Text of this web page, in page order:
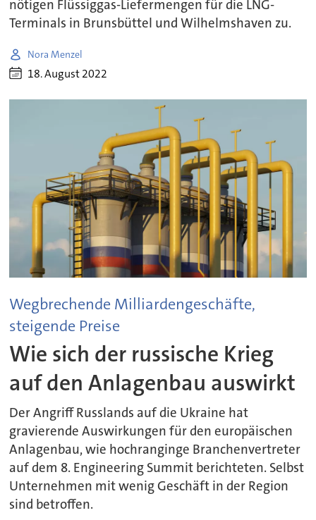
nötigen Flüssiggas-Liefermengen für die LNG-
Terminals in Brunsbüttel und Wilhelmshaven zu.
Nora Menzel
18. August 2022
Wegbrechende Milliardengeschäfte,
steigende Preise
Wie sich der russische Krieg
auf den Anlagenbau auswirkt
Der Angriff Russlands auf die Ukraine hat
gravierende Auswirkungen für den europäischen
Anlagenbau, wie hochranginge Branchenvertreter
auf dem 8. Engineering Summit berichteten. Selbst
Unternehmen mit wenig Geschäft in der Region
sind betroffen.